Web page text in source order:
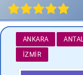
ANKARA
İZMIR